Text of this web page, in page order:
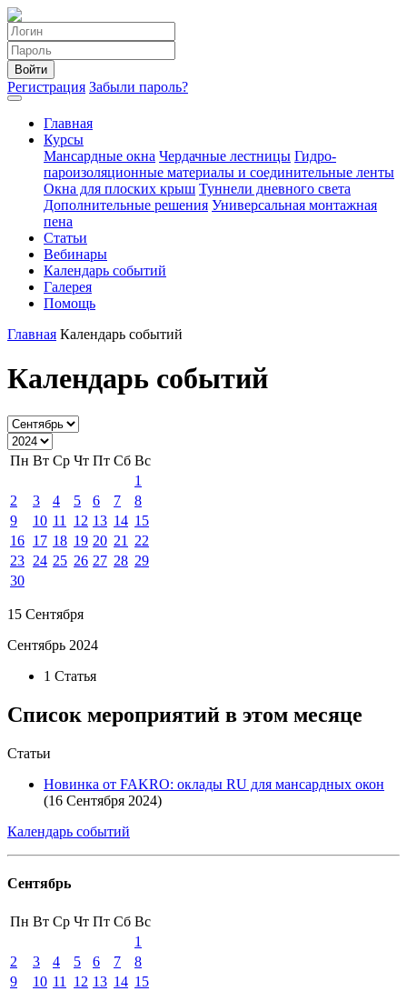
Войти
Регистрация Забыли пароль?
Главная
Курсы
Мансардные окна Чердачные лестницы Гидро-
пароизоляционные материалы и соединительные ленты
Окна для плоских крыш Туннели дневного света
Дополнительные решения Универсальная монтажная
пена
Статьи
Вебинары
Календарь событий
Галерея
Помощь
Главная Календарь событий
Календарь событий
Пн Вт Ср Чт Пт Сб Вс
1
2
3 4 5 6 7
8
9
10 11 12 13 14 15
16 17 18 19 20 21
22
23 24 25 26 27 28 29
30
15 Сентября
Сентябрь 2024
1 Статья
Список мероприятий в этом месяце
Статьи
Новинка от FAKRO: оклады RU для мансардных окон
(16 Сентября 2024)
Календарь событий
Сентябрь
Пн Вт Ср Чт Пт Сб Вс
1
2
3 4 5 6 7
8
9
10 11 12 13 14 15